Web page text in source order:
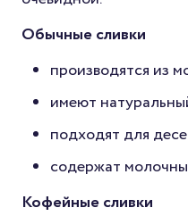
Обычные сливки
производятся из
имеют
подходят для
содержат
Кофейные сливки